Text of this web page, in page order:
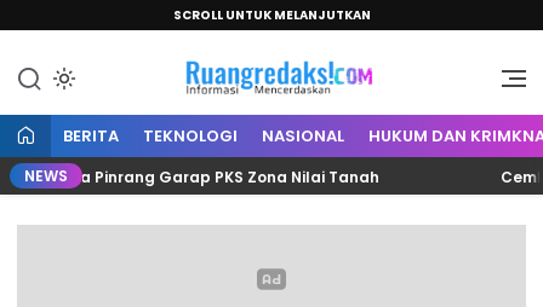
SCROLL UNTUK MELANJUTKAN
Ruang Redaksi
Informasi Mencerdaskan
BERITA TEKNOLOGI NASIONAL HUKUM DAN
NEWSPinrang Garap PKS Zona Nilai Tanah